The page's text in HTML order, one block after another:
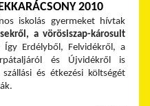
2010
iskolás gyermeket hívtak
a vörösiszap-károsult
Így Erdélyből, Felvidékről, a
és Újvidékről is
és étkezési költségét